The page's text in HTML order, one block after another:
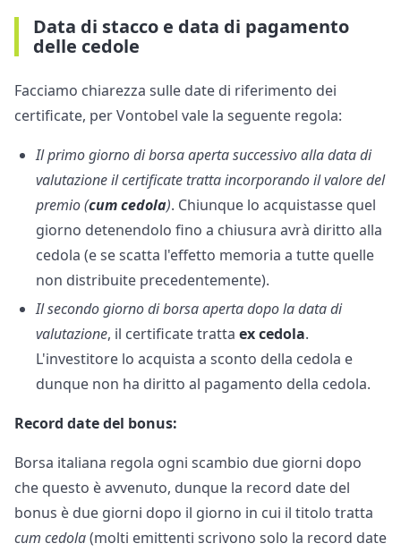
Data di stacco e data di pagamento
delle cedole
Facciamo chiarezza sulle date di riferimento dei
certificate, per Vontobel vale la seguente regola:
Il primo giorno di borsa aperta successivo alla data di
valutazione il certificate tratta incorporando il valore del
premio (cum cedola). Chiunque lo acquistasse quel
giorno detenendolo fino a chiusura avrà diritto alla
cedola (e se scatta l'effetto memoria a tutte quelle
non distribuite precedentemente).
Il secondo giorno di borsa aperta dopo la data di
valutazione, il certificate tratta ex cedola.
L'investitore lo acquista a sconto della cedola e
dunque non ha diritto al pagamento della cedola.
Record date del bonus:
Borsa italiana regola ogni scambio due giorni dopo
che questo è avvenuto, dunque la record date del
bonus è due giorni dopo il giorno in cui il titolo tratta
cum cedola(molti emittenti scrivono solo la record date